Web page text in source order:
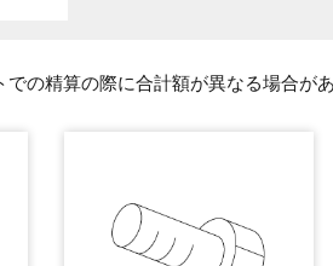
の精算の際に合計額が異なる場合があ